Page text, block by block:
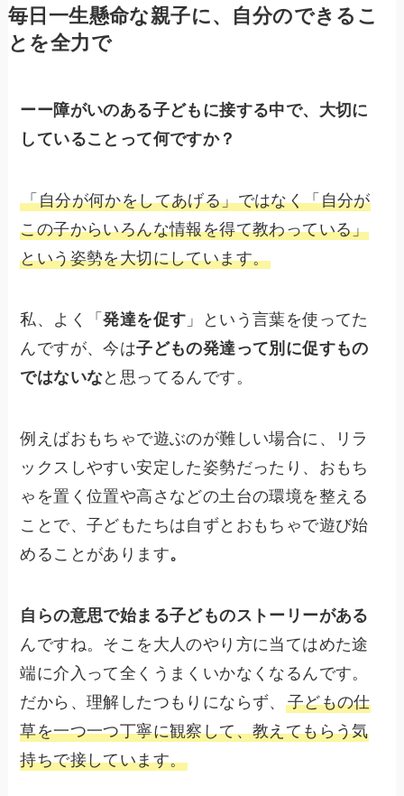
毎日一生懸命な親子に、自分のできるこ
とを全力で
ーー障がいのある子どもに接する中で、大切に
していることって何ですか？
「自分が何かをしてあげる」ではなく「自分が
この子からいろんな情報を得て教わっている」
という姿勢を大切にしています。
私、よく「発達を促す 」という言葉を使ってた
んですが、今は子どもの発達って別に促すもの
ではないなと思ってるんです。
例えばおもちゃで遊ぶのが難しい場合に、リラ
ックスしやすい安定した姿勢だったり、おもち
ゃを置く位置や高さなどの土台の環境を整える
ことで、子どもたちは自ずとおもちゃで遊び始
めることがあります。
自らの意思で始まる子どものストーリーがある
んですね。そこを大人のやり方に当てはめた途
端に介入って全くうまくいかなくなるんです。
だから、理解したつもりにならず、 子どもの仕
草を一つ一つ丁寧に観察して、教えてもらう気
持ちで接しています。